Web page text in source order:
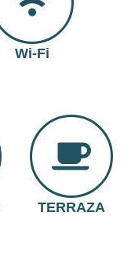
Wi-Fi
TERRAZA